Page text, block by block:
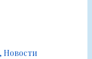
Новости